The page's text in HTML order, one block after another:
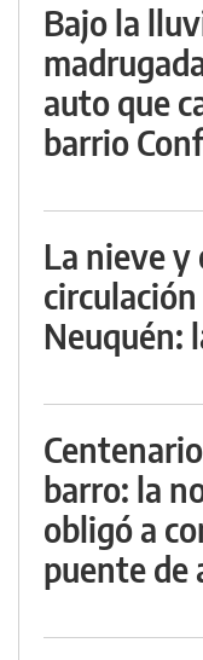
Bajo la
auto que
barrio
La nieve y
Neuquén:
barro: la
obligó a
puente de